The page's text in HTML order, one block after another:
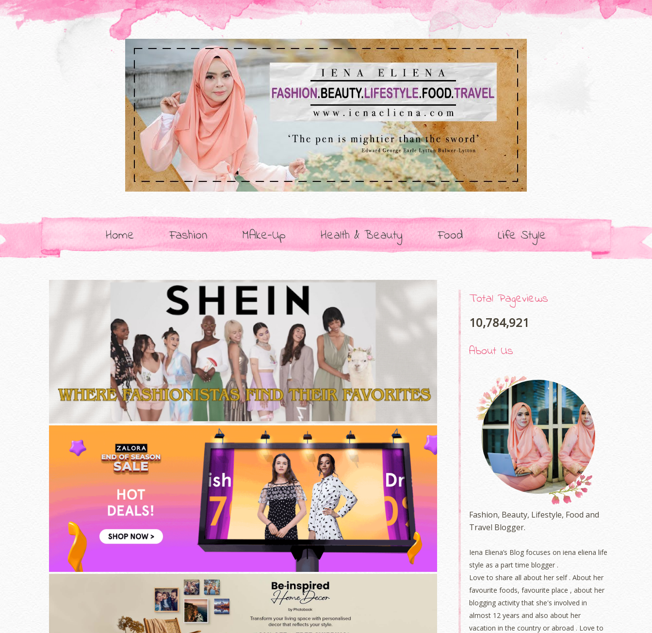
Home Fashion MAke-Up Health & Beauty Food Life Style
Total Pageviews
10,784,921
About Us
Fashion, Beauty, Lifestyle, Food and
Travel Blogger.
Iena Eliena’s Blog focuses on iena eliena life
style as a part time blogger .
Love to share all about her self . About her
favourite foods, favourite place , about her
blogging activity that she's involved in
almost 12 years and also about her
vacation in the country or abroad . Love to